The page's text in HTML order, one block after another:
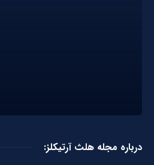
درباره مجله هلث آرتیکلز: